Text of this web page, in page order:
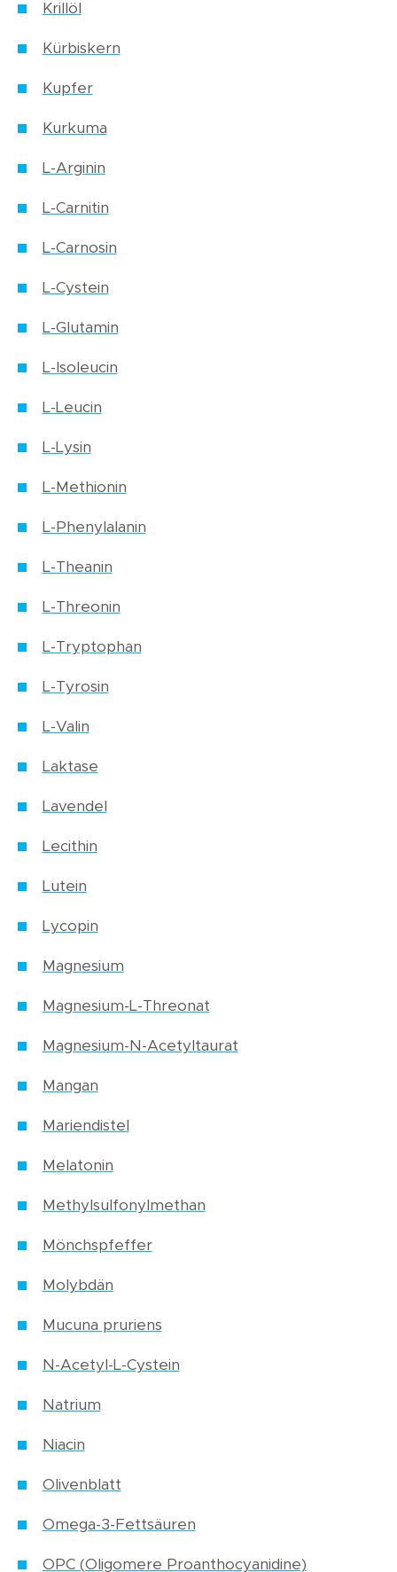
Krillöl
Kürbiskern
Kupfer
Kurkuma
L-Arginin
L-Carnitin
L-Carnosin
L-Cystein
L-Glutamin
L-Isoleucin
L-Leucin
L-Lysin
L-Methionin
L-Phenylalanin
L-Theanin
L-Threonin
L-Tryptophan
L-Tyrosin
L-Valin
Laktase
Lavendel
Lecithin
Lutein
Lycopin
Magnesium
Magnesium-L-Threonat
Magnesium-N-Acetyltaurat
Mangan
Mariendistel
Melatonin
Methylsulfonylmethan
Mönchspfeffer
Molybdän
Mucuna pruriens
N-Acetyl-L-Cystein
Natrium
Niacin
Olivenblatt
Omega-3-Fettsäuren
OPC (Oligomere Proanthocyanidine)